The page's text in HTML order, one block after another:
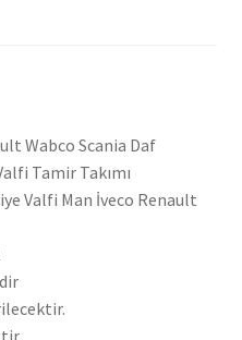
Wabco Scania Daf
Tamir Takımı
Valfi Man İveco Renault